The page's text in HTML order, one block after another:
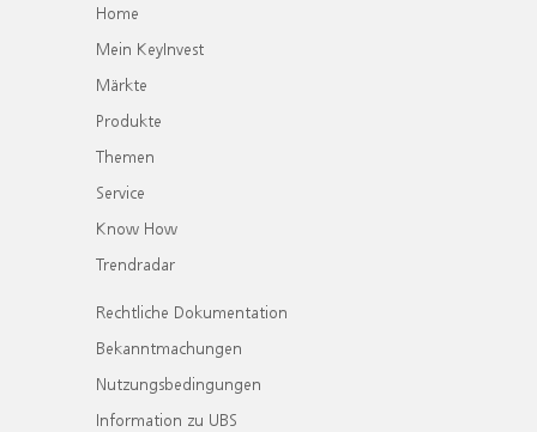
Home
Mein KeyInvest
Märkte
Produkte
Themen
Service
Know How
Trendradar
Rechtliche Dokumentation
Bekanntmachungen
Nutzungsbedingungen
Information zu UBS